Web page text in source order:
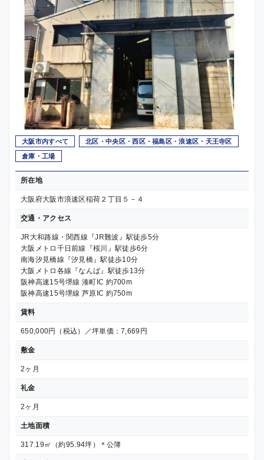
大阪市内すべて 北区・中央区・西区・福島区・浪速区・天王寺区
倉庫・工場
所在地
大阪府大阪市浪速区稲荷２丁目５－４
交通・アクセス
JR大和路線・関西線『JR難波』駅徒歩5分
大阪メトロ千日前線『桜川』駅徒歩6分
南海汐見橋線『汐見橋』駅徒歩10分
大阪メトロ各線『なんば』駅徒歩13分
阪神高速15号堺線 湊町IC 約700m
阪神高速15号堺線 芦原IC 約750m
賃料
650,000円（税込）／坪単価：7,669円
敷金
2ヶ月
礼金
2ヶ月
土地面積
317.19㎡（約95.94坪）＊公簿